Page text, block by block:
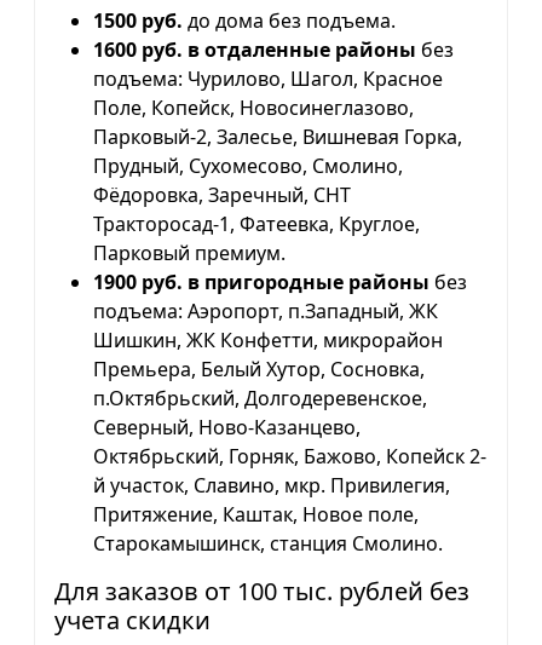
1500 руб. до дома без подъема.
1600 руб. в отдаленные районы без
подъема: Чурилово, Шагол, Красное
Поле, Копейск, Новосинеглазово,
Парковый-2, Залесье, Вишневая Горка,
Прудный, Сухомесово, Смолино,
Фёдоровка, Заречный, СНТ
Тракторосад-1, Фатеевка, Круглое,
Парковый премиум.
1900 руб. в пригородные районы без
подъема: Аэропорт, п.Западный, ЖК
Шишкин, ЖК Конфетти, микрорайон
Премьера, Белый Хутор, Сосновка,
п.Октябрьский, Долгодеревенское,
Северный, Ново-Казанцево,
Октябрьский, Горняк, Бажово, Копейск 2-
й участок, Славино, мкр. Привилегия,
Притяжение, Каштак, Новое поле,
Старокамышинск, станция Смолино.
Для заказов от 100 тыс. рублей без
учета скидки